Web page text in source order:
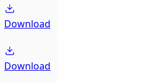
Download
Download